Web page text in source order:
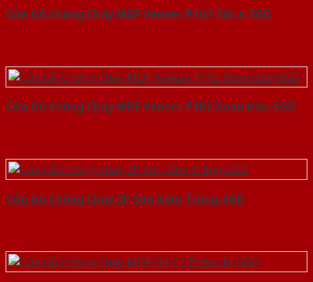
Cửa Gỗ Chống Cháy MDF Veneer P1G1 Sồi-a-SGD
Cửa Gỗ Chống Cháy MDF Veneer P1R2 Xoan Đào-SGD
Cửa Gỗ Chống Cháy 2P Sơn Xám Trắng-SGD